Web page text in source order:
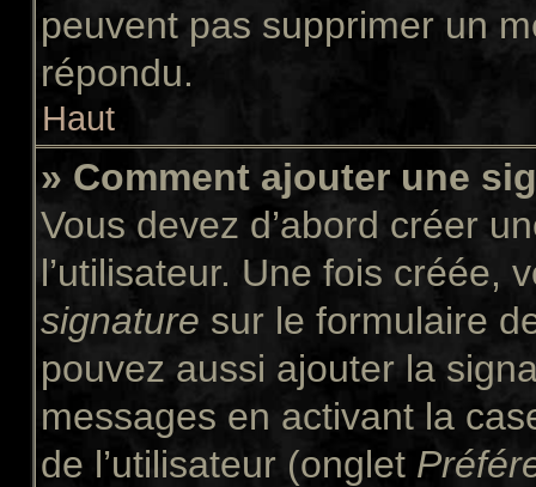
peuvent pas supprimer un
répondu.
Haut
» Comment ajouter une
Vous devez d’abord créer
l’utilisateur. Une fois créée,
signature sur le formulaire
pouvez aussi ajouter la
messages en activant la
de l’utilisateur (onglet